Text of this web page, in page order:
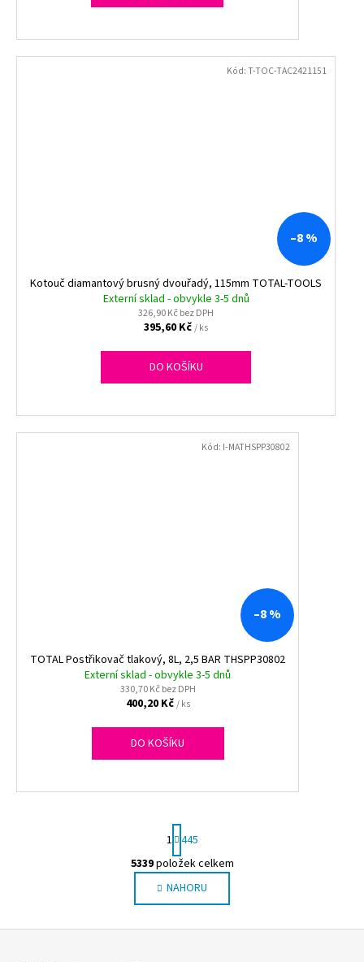
–8 %
Kotouč diamantový brusný dvouřadý, 115mm TOTAL-TOOLS
Externí sklad - obvykle 3-5 dnů
326,90 Kč bez DPH
395,60 Kč/ ks
DO KOŠÍKU
Kód:T-TOC-TAC2421151
–8 %
TOTAL Postřikovač tlakový, 8L, 2,5 BAR THSPP30802
Externí sklad - obvykle 3-5 dnů
330,70 Kč bez DPH
400,20 Kč/ ks
DO KOŠÍKU
Kód: I-MATHSPP30802
O
v
l
á
S
t
r
á
n
k
1 445
5339položek celkem
NAHORU